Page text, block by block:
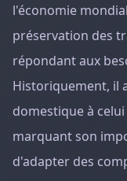
l'économie
préservation des
répondant aux
Historiquement, il
domestique à
marquant son
d'adapter des